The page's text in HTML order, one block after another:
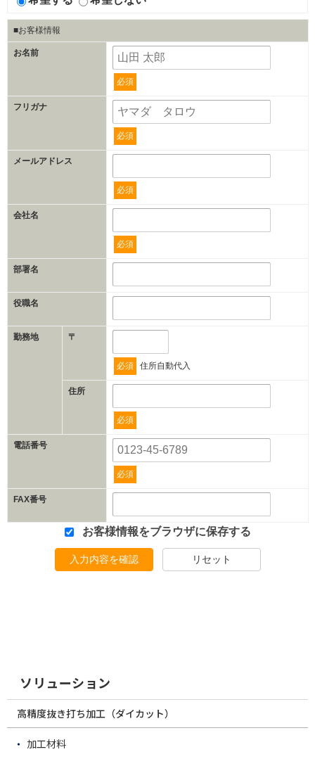
■お客様情報
お名前
必須
フリガナ
必須
メールアドレス
必須
会社名
必須
部署名
役職名
勤務地 〒
必須 住所自動代入
住所
必須
電話番号
必須
FAX番号
お客様情報をブラウザに保存する
入力内容を確認 リセット
ソリューション
高精度抜き打ち加工（ダイカット）
加工材料